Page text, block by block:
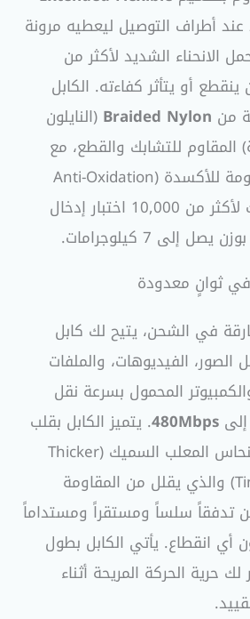
أطراف التوصيل ليعطيه مرونة
الانحناء الشديد لأكثر من
أو يتأثر كفاءته. الكابل
من Braided Nylon (النايلون
المقاوم للتشابك والقطع، مع
موصلات متينة ومقاومة للأكسدة (Anti-Oxidation
Connectors) خضعت لأكثر من 10,000 اختبار إدخال
إلى 7 كيلوجرامات.
ثوانٍ معدودة
في الشحن، يتيح لك كابل
الصور، الفيديوهات، والملفات
المحمول بسرعة نقل
480Mbps. يتميز الكابل بقلب
داخلي مصنوع من النحاس المعلب السميك (Thicker
Tinned Copper Core) والذي يقلل من المقاومة
تدفقاً سلساً ومستقراً ومستداماً
أي انقطاع. يأتي الكابل بطول
حرية الحركة المريحة أثناء